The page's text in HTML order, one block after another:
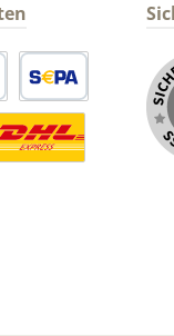
SEPA Lastschrift